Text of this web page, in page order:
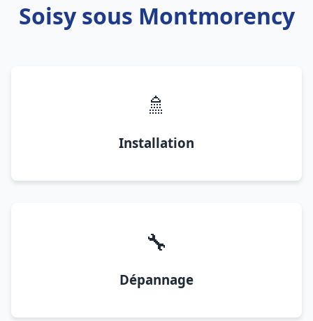
Soisy sous Montmorency
🚿
Installation
🔧
Dépannage